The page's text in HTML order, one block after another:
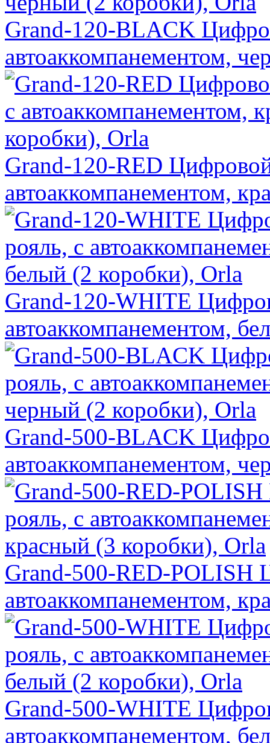
Grand-120-BLACK
автоаккомпанементом,
Grand-120-RED
автоаккомпанементом,
Grand-120-WHITE
автоаккомпанементом,
Grand-500-BLACK
автоаккомпанементом,
Grand-500-RED-POLISH
автоаккомпанементом,
Grand-500-WHITE
автоаккомпанементом,